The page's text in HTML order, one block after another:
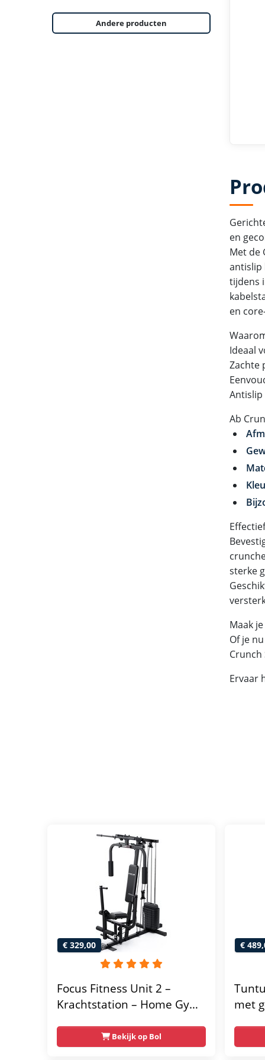
Andere producten
en
Met de
antislip
tijdens
en
Ideaal
Zachte
Ab
sterke
Maak
Of je
Ervaar
€ 329,00
Focus Fitness Unit 2 –
Krachtstation – Home Gym
Bekijk op Bol
€
met
thuis